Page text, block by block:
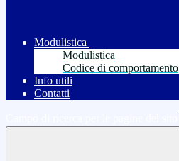
Modulistica
Modulistica
Codice di comportamento
Info utili
Contatti